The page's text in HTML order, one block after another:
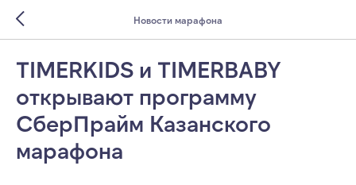
Новости марафона
TIMERKIDS и TIMERBABY
открывают программу
СберПрайм Казанского
марафона